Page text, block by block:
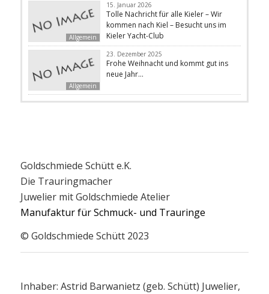
Allgemein
15. Januar 2026
Tolle Nachricht für alle Kieler – Wir
kommen nach Kiel – Besucht uns im
Kieler Yacht-Club
Allgemein
23. Dezember 2025
Frohe Weihnacht und kommt gut ins
neue Jahr…
Goldschmiede Schütt e.K.
Die Trauringmacher
Juwelier mit Goldschmiede Atelier
Manufaktur für Schmuck- und Trauringe
© Goldschmiede Schütt 2023
Inhaber: Astrid Barwanietz (geb. Schütt) Juwelier,